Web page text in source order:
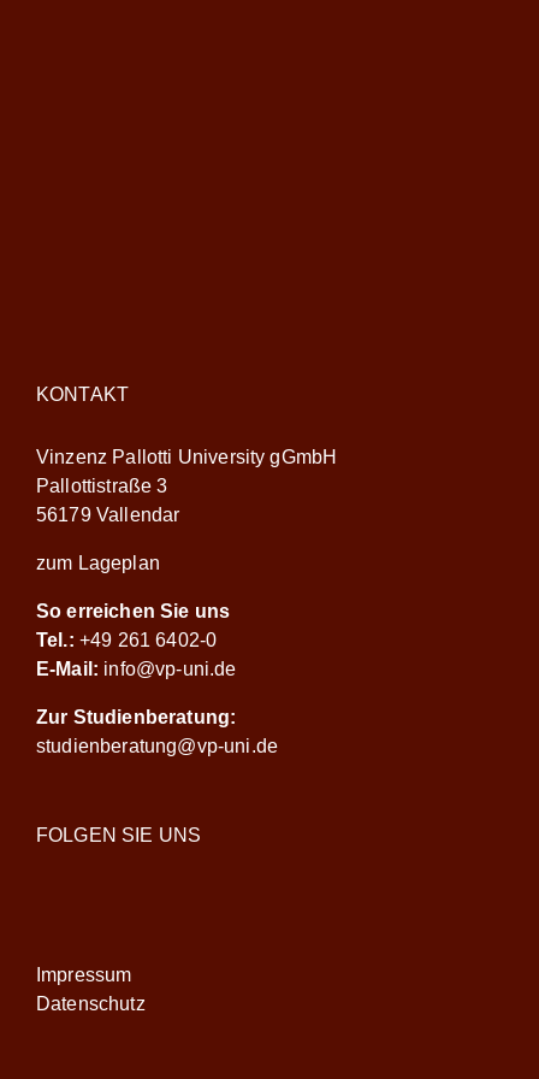
KONTAKT
Vinzenz Pallotti University gGmbH
Pallottistraße 3
56179 Vallendar
zum Lageplan
So erreichen Sie uns
Tel.: +49 261 6402-0
E-Mail: info@vp-uni.de
Zur Studienberatung:
studienberatung@vp-uni.de
FOLGEN SIE UNS
Impressum
Datenschutz